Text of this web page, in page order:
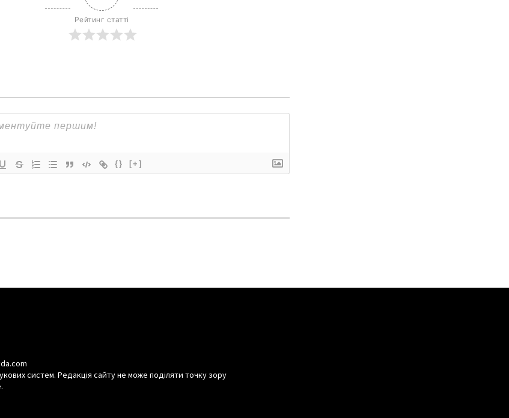
Рейтинг статті
{} [+]
систем. Редакція сайту не може поділяти точку зору